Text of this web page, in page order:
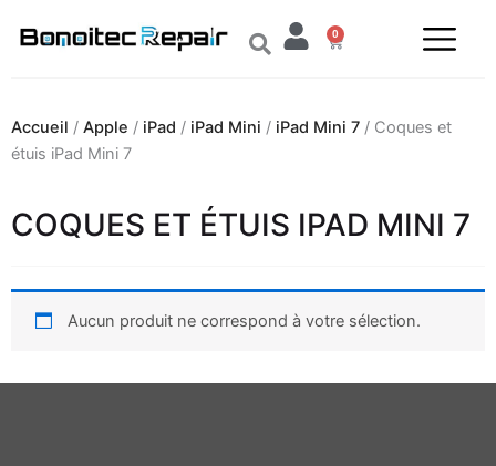
0
Panier
Accueil / Apple / iPad / iPad Mini / iPad Mini 7 / Coques et
étuis iPad Mini 7
COQUES ET ÉTUIS IPAD MINI 7
Aucun produit ne correspond à votre sélection.